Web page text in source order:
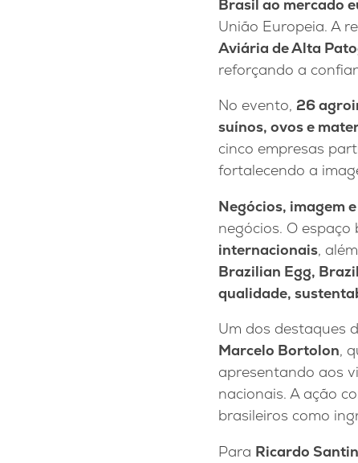
Brasil ao mercado
União Europeia. A
Aviária de Alta
reforçando a
No evento, 26
suínos, ovos e
cinco empresas
fortalecendo a
Negócios, imagem
negócios. O espaço
internacionais,
Brazilian Egg,
qualidade,
Um dos destaques
Marcelo Bortolon,
apresentando aos
nacionais. A ação
brasileiros como
Para Ricardo Santin